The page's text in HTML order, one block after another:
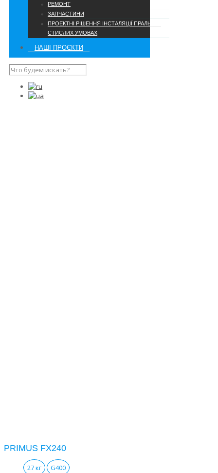
РЕМОНТ
ЗАПЧАСТИНИ
ПРОЕКТНІ РІШЕННЯ ІНСТАЛЯЦІЇ ПРАЛЬНІ В
СТИСЛИХ УМОВАХ
НАШІ ПРОЄКТИ
PRIMUS FX240
27 кг G400